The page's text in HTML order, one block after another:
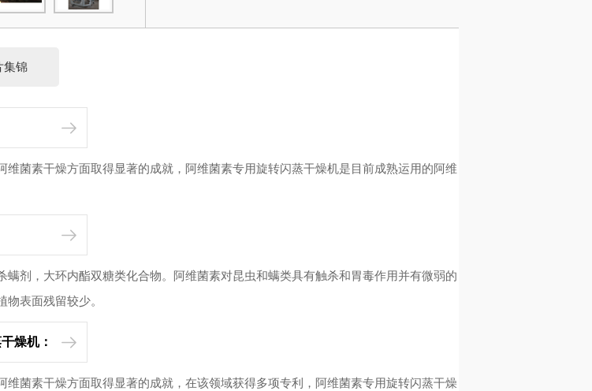
集锦
菌素干燥方面取得显著的成就，阿维菌素专用旋转闪蒸干燥机是目前成熟运用的阿维
剂，大环内酯双糖类化合物。阿维菌素对昆虫和螨类具有触杀和胃毒作用并有微弱的
表面残留较少。
燥机：
菌素干燥方面取得显著的成就，在该领域获得多项专利，阿维菌素专用旋转闪蒸干燥